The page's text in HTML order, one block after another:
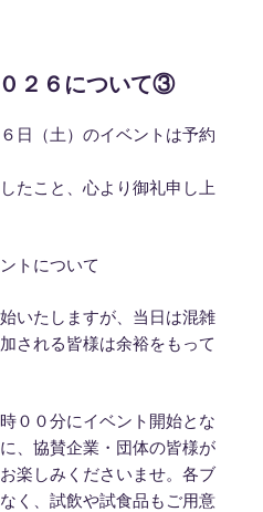
２６について③
日（土）のイベントは予約
たこと、心より御礼申し上
トについて
いたしますが、当日は混雑
される皆様は余裕をもって
００分にイベント開始とな
、協賛企業・団体の皆様が
楽しみくださいませ。各ブ
く、試飲や試食品もご用意